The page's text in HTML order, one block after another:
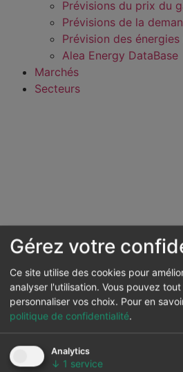
Prévisions du prix du
Prévisions de la
Prévision des
Alea Energy DataBase
Marchés
Secteurs
Gérez votre
Ce site utilise des cookies pour
analyser l'utilisation. Vous pouvez
personnaliser vos choix. Pour en
politique de confidentialité.
Analytics
↓ 1 service